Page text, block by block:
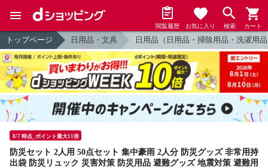
閲覧履歴 お気に入り 検索 カート
トップページ 日用品・文具 日用品（日用品・掃除用品・洗濯用
8/7 時点_ポイント最大11倍
防災セット 2人用 50点セット 集中豪雨 2人分 防災グッズ 非常用持
出袋 防災リュック 災害対策 防災用品 避難グッズ 地震対策 避難用